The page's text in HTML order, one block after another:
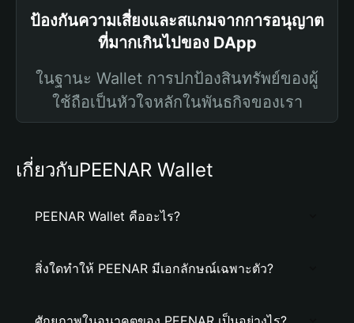
ป้องกันความเสี่ยงและสแกมจากการอนุญาต
ที่มากเกินไปของ DApp
ในฐานะ Wallet การปกป้องสินทรัพย์ของผู้
ใช้ถือเป็นหัวใจหลักในพันธกิจของเรา
เกี่ยวกับPEENAR Wallet
PEENAR Wallet คืออะไร?
สิ่งใดทำให้ PEENAR มีเอกลักษณ์เฉพาะตัว?